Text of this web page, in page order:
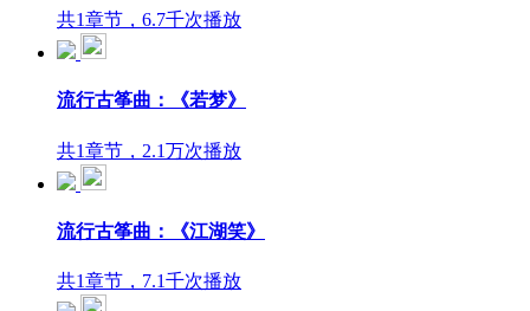
共1章节，6.7千次播放
流行古筝曲：《若梦》
共1章节，2.1万次播放
流行古筝曲：《江湖笑》
共1章节，7.1千次播放